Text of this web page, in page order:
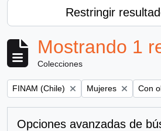
Restringir
Mostrando 1
Colecciones
Remove filter:
FINAM (Chile) Remove filter:
Mujeres Con
Opciones avanzadas de